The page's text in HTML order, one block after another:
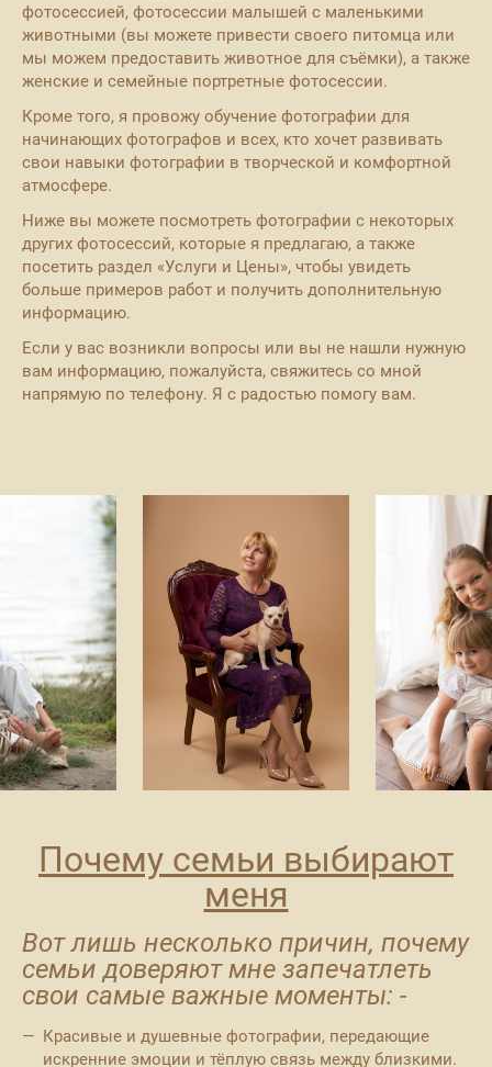
фотосессией, фотосессии малышей с маленькими
животными (вы можете привести своего питомца или
мы можем предоставить животное для съёмки), а также
женские и семейные портретные фотосессии.
Кроме того, я провожу обучение фотографии для
начинающих фотографов и всех, кто хочет развивать
свои навыки фотографии в творческой и комфортной
атмосфере.
Ниже вы можете посмотреть фотографии с некоторых
других фотосессий, которые я предлагаю, а также
посетить раздел «Услуги и Цены», чтобы увидеть
больше примеров работ и получить дополнительную
информацию.
Если у вас возникли вопросы или вы не нашли нужную
вам информацию, пожалуйста, свяжитесь со мной
напрямую по телефону. Я с радостью помогу вам.
Почему семьи выбирают
меня
Вот лишь несколько причин, почему
семьи доверяют мне запечатлеть
свои самые важные моменты: -
Красивые и душевные фотографии, передающие
искренние эмоции и тёплую связь между близкими.